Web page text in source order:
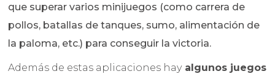
que superar varios minijuegos (como carrera de
pollos, batallas de tanques, sumo, alimentación de
la paloma, etc.) para conseguir la victoria.
Además de estas aplicaciones hayalgunos juegos